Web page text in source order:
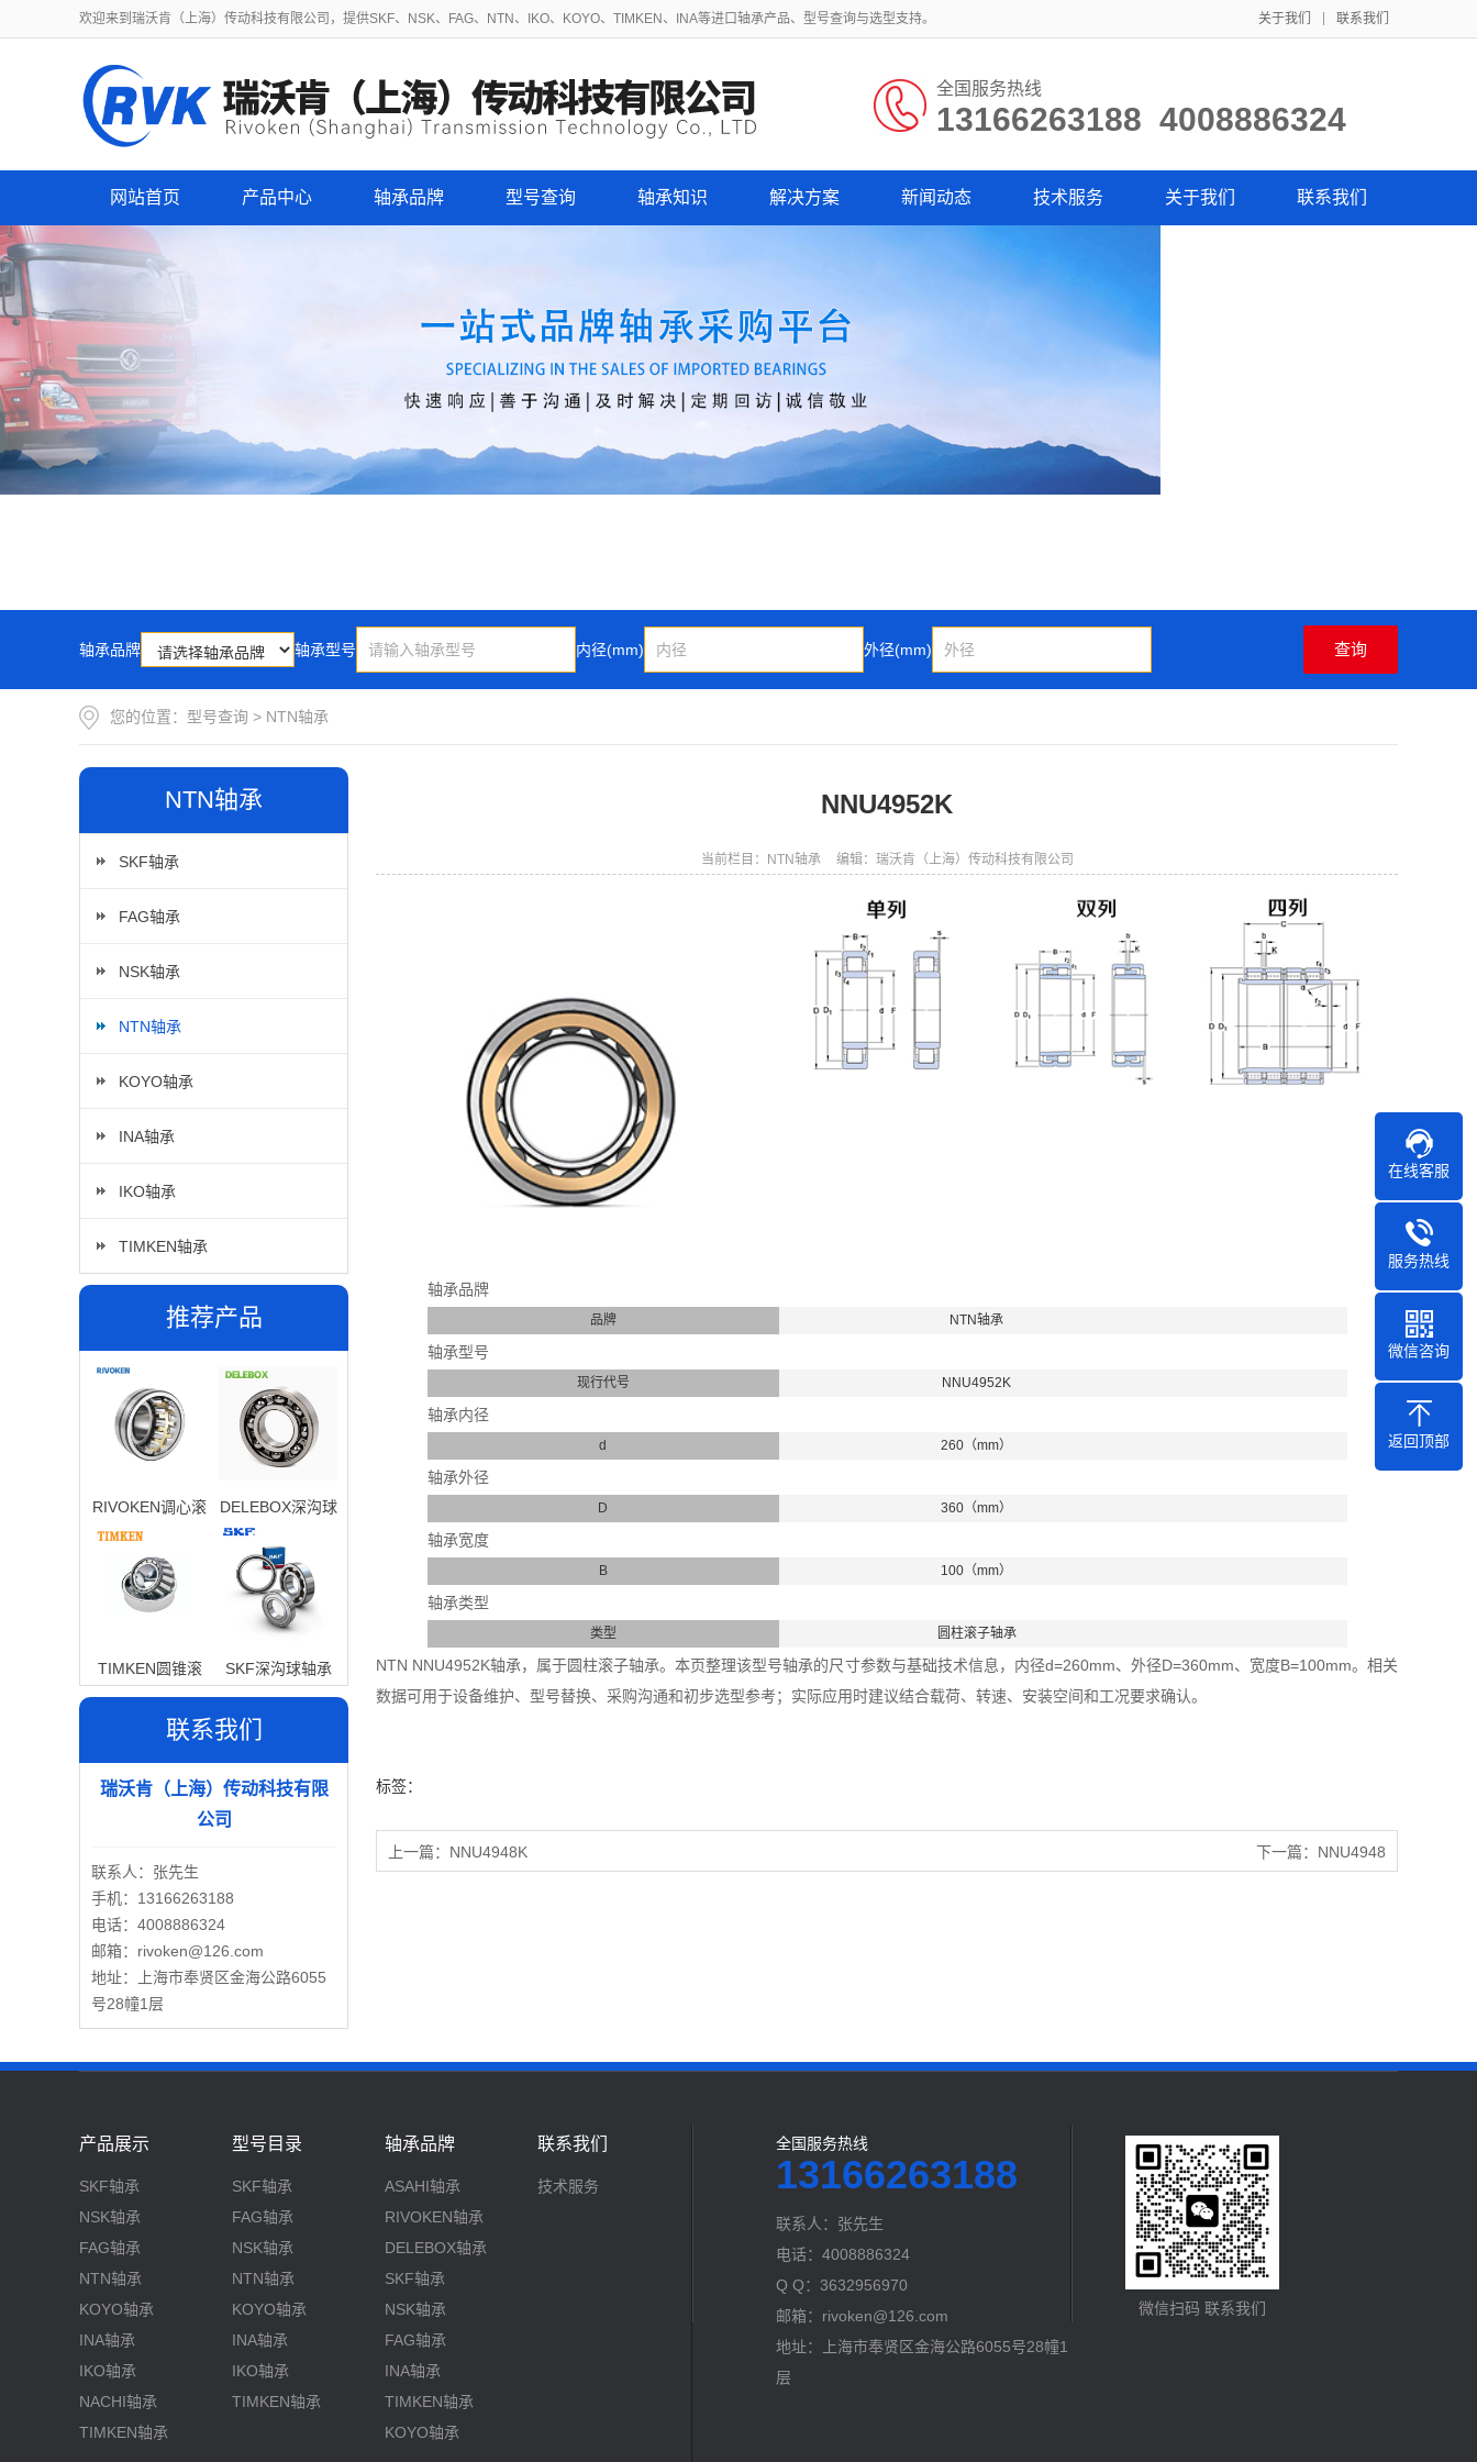
欢迎来到瑞沃肯（上海）传动科技有限公司，提供SKF、NSK、FAG、NTN、IKO、KOYO、TIMKEN、INA等进口轴承产品、型号查询与选型支持。 关于我们 联系我们
全国服务热线
13166263188 4008886324
网站首页 产品中心 轴承品牌 型号查询 轴承知识 解决方案 新闻动态 技术服务 关于我们 联系我们
轴承品牌 轴承型号 内径(mm) 外径(mm)
您的位置： 型号查询 > NTN轴承
NTN轴承
SKF轴承
FAG轴承
NSK轴承
NTN轴承
KOYO轴承
INA轴承
IKO轴承
TIMKEN轴承
推荐产品
RIVOKEN调心滚
子轴承
DELEBOX深沟球
TIMKEN圆锥滚
子轴承
SKF深沟球轴承
联系我们
瑞沃肯（上海）传动科技有限
公司
联系人：张先生
手机：13166263188
电话：4008886324
邮箱：rivoken@126.com
地址：上海市奉贤区金海公路6055
号28幢1层
NNU4952K
当前栏目：NTN轴承 编辑：瑞沃肯（上海）传动科技有限公司
轴承品牌
品牌 NTN轴承
轴承型号
现行代号 NNU4952K
轴承内径
d 260（mm）
轴承外径
D 360（mm）
轴承宽度
B 100（mm）
轴承类型
类型 圆柱滚子轴承
NTN NNU4952K轴承，属于圆柱滚子轴承。本页整理该型号轴承的尺寸参数与基础技术信息，内径d=260mm、外径D=360mm、宽度B=100mm。相关
数据可用于设备维护、型号替换、采购沟通和初步选型参考；实际应用时建议结合载荷、转速、安装空间和工况要求确认。
标签：
上一篇： NNU4948K 下一篇： NNU4948
产品展示
SKF轴承
NSK轴承
FAG轴承
NTN轴承
KOYO轴承
INA轴承
IKO轴承
NACHI轴承
TIMKEN轴承
型号目录
SKF轴承
FAG轴承
NSK轴承
NTN轴承
KOYO轴承
INA轴承
IKO轴承
TIMKEN轴承
轴承品牌
ASAHI轴承
RIVOKEN轴承
DELEBOX轴承
SKF轴承
NSK轴承
FAG轴承
INA轴承
TIMKEN轴承
KOYO轴承
联系我们
技术服务
全国服务热线
13166263188
联系人：张先生
电话：4008886324
Q Q：3632956970
邮箱：rivoken@126.com
地址：上海市奉贤区金海公路6055号28幢1
层
微信扫码 联系我们
在线客服
服务热线
微信咨询
返回顶部